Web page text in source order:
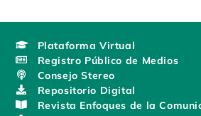
Plataforma Virtual
Registro Público de Medios
Consejo Stereo
Repositorio Digital
Revista Enfoques de la